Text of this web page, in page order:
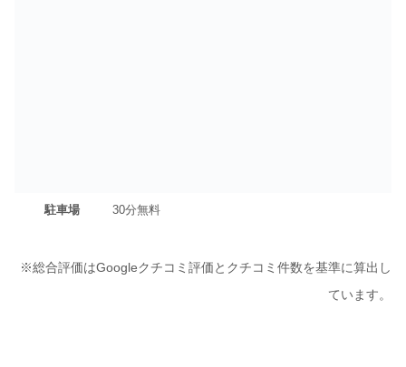
駐車場 30分無料
※総合評価はGoogleクチコミ評価とクチコミ件数を基準に算出し
ています。